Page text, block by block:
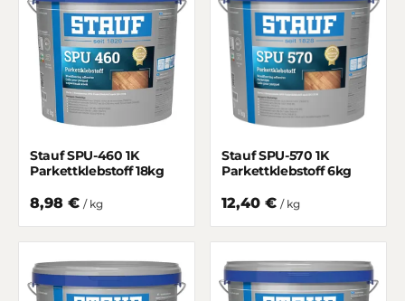
Stauf SPU-460 1K
Parkettklebstoff 18kg
8,98 € / kg
Stauf SPU-570 1K
Parkettklebstoff 6kg
12,40 € / kg